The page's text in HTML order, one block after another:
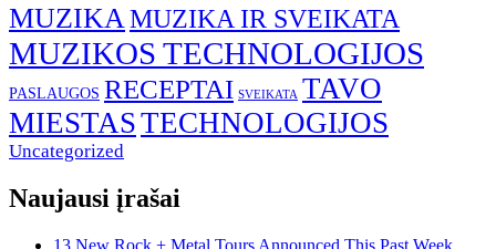
MUZIKA MUZIKA IR SVEIKATA
MUZIKOS TECHNOLOGIJOS
PASLAUGOS RECEPTAI SVEIKATA TAVO
MIESTASTECHNOLOGIJOS
Uncategorized
Naujausi įrašai